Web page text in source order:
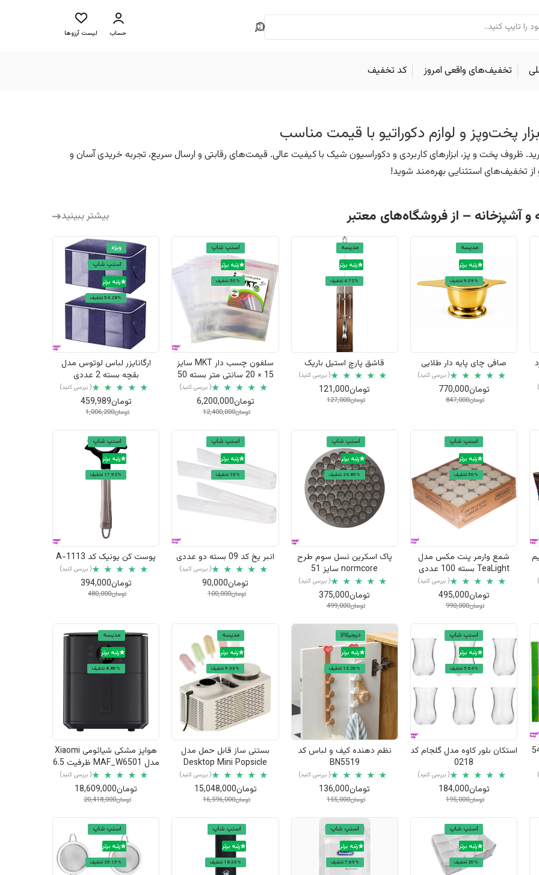
حساب لیست آرزوها
تخفیف‌های واقعی امروز کد تخفیف
پخت‌وپز و لوازم دکوراتیو با قیمت مناسب
ظروف پخت و پز، ابزارهای کاربردی و دکوراسیون شیک با کیفیت عالی. قیمت‌های رقابتی و ارسال سریع، تجربه خریدی آسان و
تخفیف‌های استثنایی بهره‌مند شوید!
و آشپزخانه – از فروشگاه‌های معتبر بیشتر ببینید
مدیسه
رتبه برتر
9.09% تخفیف
صافی چای پایه دار طلایی
( بررسی کنید)
تومان770,000
تومان847,000
مدیسه
رتبه برتر
4.72% تخفیف
نمایش سریع
قاشق پارچ استیل باریک
( بررسی کنید)
تومان121,000
تومان127,000
اسنپ شاپ
رتبه برتر
50% تخفیف
سلفون چسب دار MKT سایز
15 × 20 سانتی متر بسته 50
عددی ( بررسی کنید)
تومان6,200,000
تومان12,400,000
ویژه
اسنپ شاپ
رتبه برتر
54.28% تخفیف
نمایش سریع
ارگانایزر لباس لوتوس مدل
بقچه بسته 2 عددی
( بررسی کنید)
تومان459,989
تومان1,006,200
اسنپ شاپ
رتبه برتر
50% تخفیف
شمع وارمر پنت مکس مدل
TeaLight بسته 100 عددی
( بررسی کنید)
تومان495,000
تومان990,000
اسنپ شاپ
رتبه برتر
24.85% تخفیف
پاک اسکرین نسل سوم طرح
normcore سایز 51
( بررسی کنید)
تومان375,000
تومان499,000
اسنپ شاپ
رتبه برتر
10% تخفیف
انبر یخ کد 09 بسته دو عددی
( بررسی کنید)
تومان90,000
تومان100,000
اسنپ شاپ
رتبه برتر
17.92% تخفیف
نمایش سریع
پوست کن یونیک کد 1113-A
( بررسی کنید)
تومان394,000
تومان480,000
مدل 3 رول 54
اسنپ شاپ
رتبه برتر
5.64% تخفیف
استکان بلور کاوه مدل گلجام کد
0218
( بررسی کنید)
تومان184,000
تومان195,000
دیجیکالا
رتبه برتر
12.26% تخفیف
نمایش سریع
نظم دهنده کیف و لباس کد
BN5519
( بررسی کنید)
تومان136,000
تومان155,000
مدیسه
رتبه برتر
9.33% تخفیف
نمایش سریع
بستنی ساز قابل حمل مدل
Desktop Mini Popsicle
Maker ( بررسی کنید)
تومان15,048,000
تومان16,596,000
مدیسه
رتبه برتر
8.86% تخفیف
نمایش سریع
هواپز مشکی شیائومی Xiaomi
مدل MAF_W6501 ظرفیت 6.5
لیتر
( بررسی کنید)
تومان18,609,000
تومان20,418,000
اسنپ شاپ
رتبه برتر
20% تخفیف
اسنپ شاپ
رتبه برتر
7.69% تخفیف
اسنپ شاپ
رتبه برتر
18.33% تخفیف
اسنپ شاپ
رتبه برتر
29.15% تخفیف